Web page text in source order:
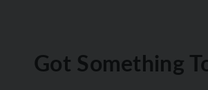
Got Something